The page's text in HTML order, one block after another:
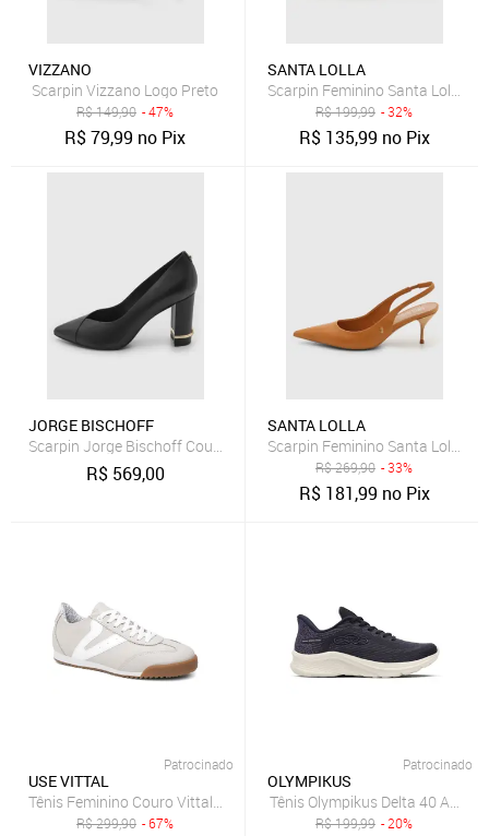
VIZZANO
Scarpin Vizzano Logo Preto
R$149,90 - 47%
R$79,99 no Pix
SANTA LOLLA
Scarpin Feminino Santa Lolla
R$199,99 - 32%
R$ 135,99 no Pix
JORGE BISCHOFF
Scarpin Jorge Bischoff Couro Preto
R$ 569,00
SANTA LOLLA
Scarpin Feminino Santa Lolla
R$269,90 - 33%
R$ 181,99 no Pix
Patrocinado
USE VITTAL
Tênis Feminino Couro Vittal Naomi Casual Clássico Retrô Off White
R$299,90 - 67%
Patrocinado
OLYMPIKUS
Tênis Olympikus Delta 40 Azul
R$199,99 - 20%